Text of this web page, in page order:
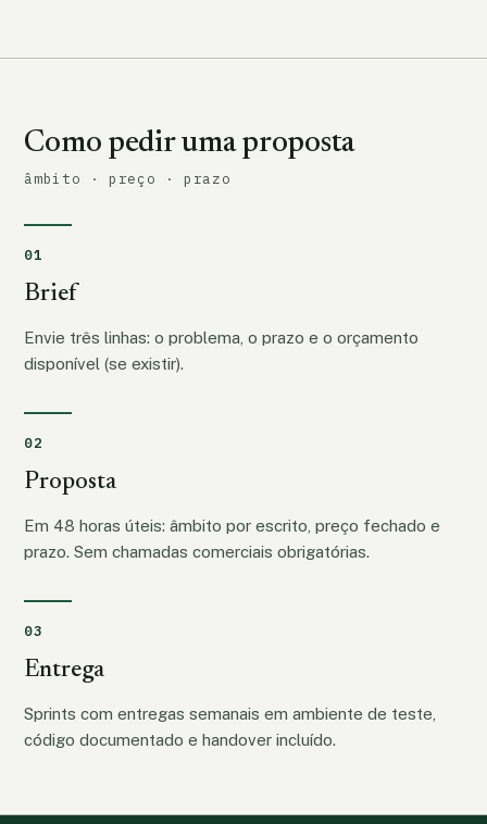
Como pedir uma proposta
âmbito · preço · prazo
01
Brief
Envie três linhas: o problema, o prazo e o orçamento
disponível (se existir).
02
Proposta
Em 48 horas úteis: âmbito por escrito, preço fechado e
prazo. Sem chamadas comerciais obrigatórias.
03
Entrega
Sprints com entregas semanais em ambiente de teste,
código documentado e handover incluído.